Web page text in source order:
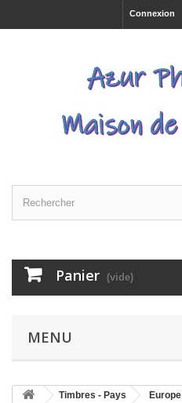
Connexion
Panier (vide)
MENU
Timbres - Pays Europe